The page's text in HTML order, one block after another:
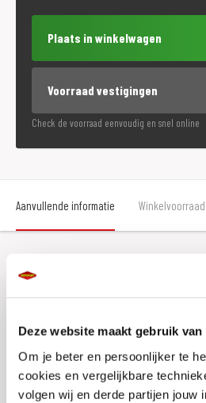
Deze website maakt gebruik van
Om je beter en persoonlijker te
cookies en vergelijkbare
volgen wij en derde partijen jouw
Plaats in winkelwagen
Voorraad vestigingen
Check de voorraad eenvoudig en snel online
Aanvullende informatie Winkelvoorraad
Aanvullende
Maat
S
Kleur
Matgrijs
Race/sport,